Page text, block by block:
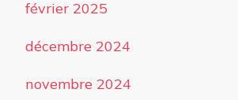
février 2025
décembre 2024
novembre 2024